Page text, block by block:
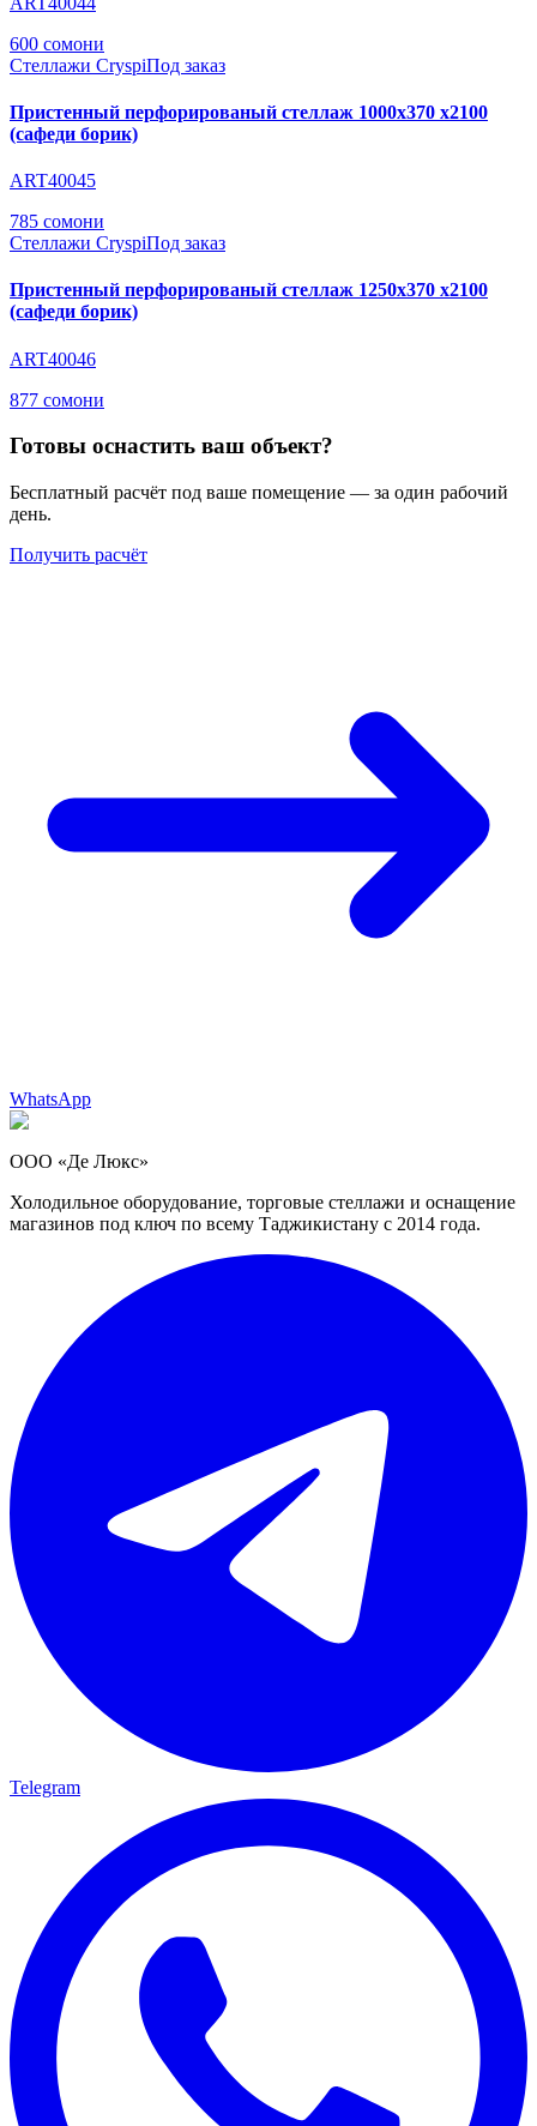
600 сомони
Стеллажи CryspiПод заказ
Пристенный перфорированый стеллаж 1000х370 х2100
(сафеди борик)
ART40045
785 сомони
Стеллажи CryspiПод заказ
Пристенный перфорированый стеллаж 1250х370 х2100
(сафеди борик)
ART40046
877 сомони
Готовы оснастить ваш объект?
Бесплатный расчёт под ваше помещение — за один рабочий
день.
Получить расчёт
WhatsApp
ООО «Де Люкс»
Холодильное оборудование, торговые стеллажи и оснащение
магазинов под ключ по всему Таджикистану с 2014 года.
Telegram